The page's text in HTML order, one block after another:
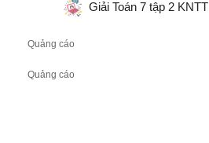
Giải Toán 7 tập 2 KNTT